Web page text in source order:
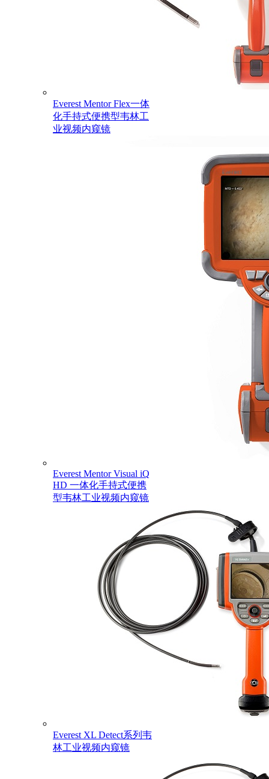
Everest Mentor Flex一体
化手持式便携型韦林工
业视频内窥镜
Everest Mentor Visual iQ
HD 一体化手持式便携
型韦林工业视频内窥镜
Everest XL Detect系列韦
林工业视频内窥镜